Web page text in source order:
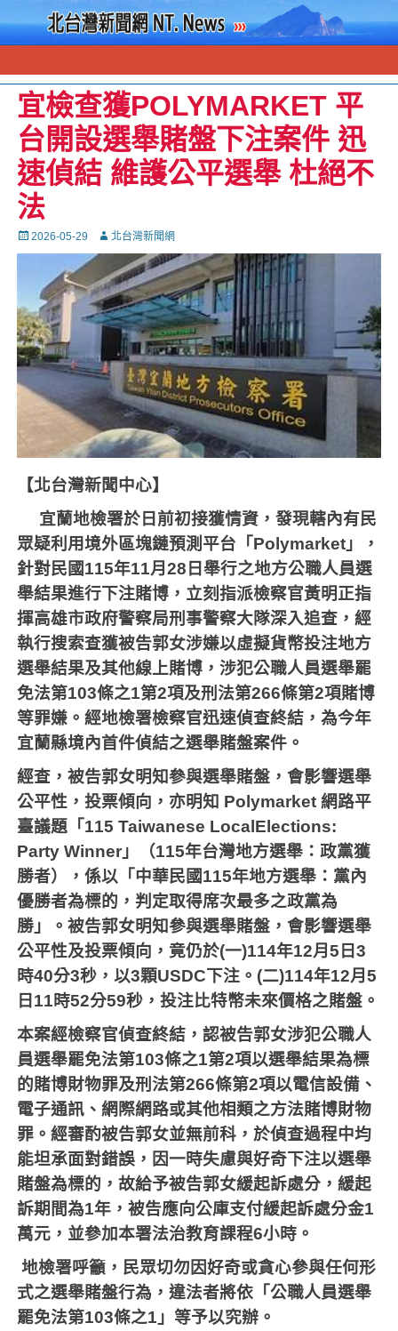
宜檢查獲POLYMARKET 平
台開設選舉賭盤下注案件 迅
速偵結 維護公平選舉 杜絕不
法
Posted
on
2026-05-29 Autor北台灣新聞網
【北台灣新聞中心】
宜蘭地檢署於日前初接獲情資，發現轄內有民
眾疑利用境外區塊鏈預測平台「Polymarket」，
針對民國115年11月28日舉行之地方公職人員選
舉結果進行下注賭博，立刻指派檢察官黃明正指
揮高雄市政府警察局刑事警察大隊深入追查，經
執行搜索查獲被告郭女涉嫌以虛擬貨幣投注地方
選舉結果及其他線上賭博，涉犯公職人員選舉罷
免法第103條之1第2項及刑法第266條第2項賭博
等罪嫌。經地檢署檢察官迅速偵查終結，為今年
宜蘭縣境內首件偵結之選舉賭盤案件。
經查，被告郭女明知參與選舉賭盤，會影響選舉
公平性，投票傾向，亦明知 Polymarket 網路平
臺議題「115 Taiwanese LocalElections:
Party Winner」（115年台灣地方選舉：政黨獲
勝者），係以「中華民國115年地方選舉：黨內
優勝者為標的，判定取得席次最多之政黨為
勝」。被告郭女明知參與選舉賭盤，會影響選舉
公平性及投票傾向，竟仍於(一)114年12月5日3
時40分3秒，以3顆USDC下注。(二)114年12月5
日11時52分59秒，投注比特幣未來價格之賭盤。
本案經檢察官偵查終結，認被告郭女涉犯公職人
員選舉罷免法第103條之1第2項以選舉結果為標
的賭博財物罪及刑法第266條第2項以電信設備、
電子通訊、網際網路或其他相類之方法賭博財物
罪。經審酌被告郭女並無前科，於偵查過程中均
能坦承面對錯誤，因一時失慮與好奇下注以選舉
賭盤為標的，故給予被告郭女緩起訴處分，緩起
訴期間為1年，被告應向公庫支付緩起訴處分金1
萬元，並參加本署法治教育課程6小時。
地檢署呼籲，民眾切勿因好奇或貪心參與任何形
式之選舉賭盤行為，違法者將依「公職人員選舉
罷免法第103條之1」等予以究辦。